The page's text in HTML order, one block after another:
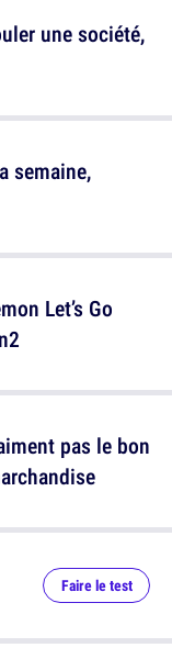
semaine,
pas le bon
une société,
Let’s Go
Faire le test